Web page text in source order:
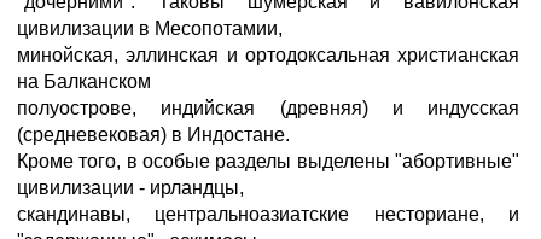
цивилизации в Месопотамии,
минойская, эллинская и ортодоксальная христианская
на Балканском
полуострове, индийская (древняя) и индусская
(средневековая) в Индостане.
Кроме того, в особые разделы выделены "абортивные"
цивилизации - ирландцы,
скандинавы, центральноазиатские несториане, и